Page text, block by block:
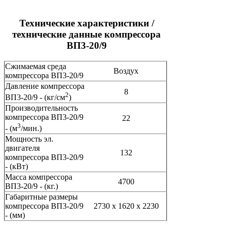
Технические характеристики /
технические данные компрессора
ВП3-20/9
Сжимаемая среда
компрессора ВП3-20/9
Воздух
Давление компрессора
ВП3-20/9 - (кг/см2)
8
Производительность
компрессора ВП3-20/9
- (м3/мин.)
22
Мощность эл.
двигателя
компрессора ВП3-20/9
- (кВт)
132
Масса компрессора
ВП3-20/9 - (кг.)
4700
Габаритные размеры
компрессора ВП3-20/9
- (мм)
2730 х 1620 х 2230